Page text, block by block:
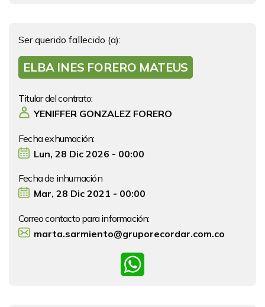
Ser querido fallecido (a):
ELBA INES FORERO MATEUS
Titular del contrato:
YENIFFER GONZALEZ FORERO
Fecha exhumación:
Lun, 28 Dic 2026 - 00:00
Fecha de inhumación
Mar, 28 Dic 2021 - 00:00
Correo contacto para información:
marta.sarmiento@gruporecordar.com.co